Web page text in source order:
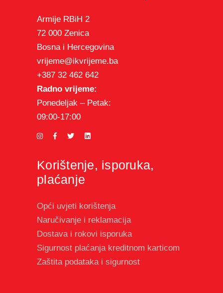
Armije RBiH 2
72 000 Zenica
Bosna i Hercegovina
vrijeme@ikvrijeme.ba
+387 32 462 642
Radno vrijeme:
Ponedeljak – Petak:
09:00-17:00
Korištenje, isporuka,
plaćanje
Opći uvjeti korištenja
Naručivanje i reklamacija
Dostava i rokovi isporuka
Sigurnost plaćanja kreditnom karticom
Zaštita podataka i sigurnost